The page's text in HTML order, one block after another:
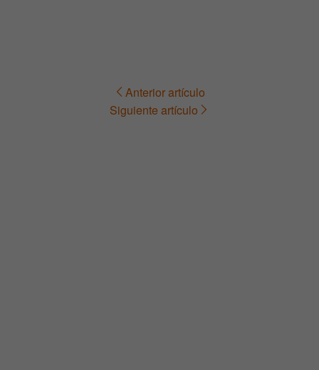
Navegación Anterior artículo
Siguiente artículo